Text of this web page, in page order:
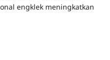
engklek meningkatkan